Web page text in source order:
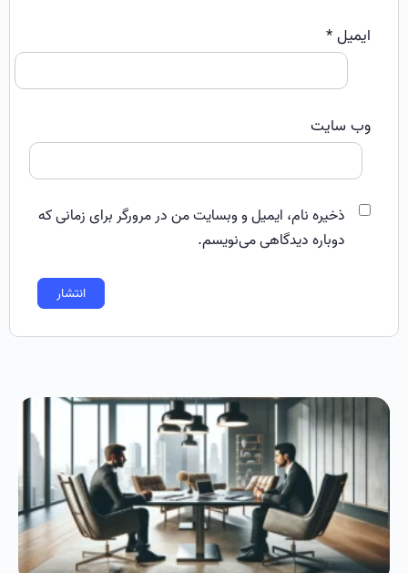
ایمیل*
وب‌ سایت
ذخیره نام، ایمیل و وبسایت من در مرورگر برای زمانی که
دوباره دیدگاهی می‌نویسم.